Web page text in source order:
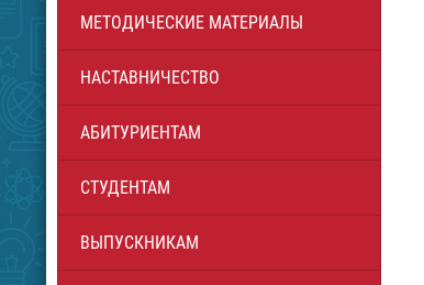
МЕТОДИЧЕСКИЕ МАТЕРИАЛЫ
НАСТАВНИЧЕСТВО
АБИТУРИЕНТАМ
СТУДЕНТАМ
ВЫПУСКНИКАМ